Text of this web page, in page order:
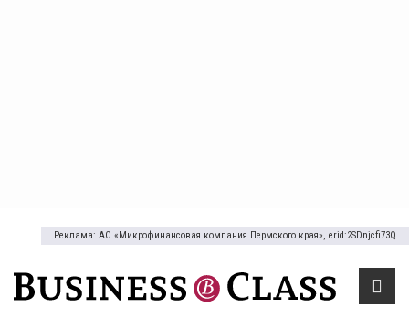
Реклама: АО «Микрофинансовая компания Пермского края», erid:2SDnjcfi73Q